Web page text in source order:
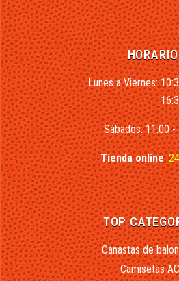
HORARIO
Lunes a Viernes:
Sábados: 11:00 -
Tienda online:
TOP
Canastas de
Camisetas